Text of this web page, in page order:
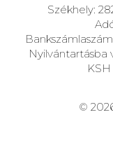
Székhely:
Nyilvántartásba
KSH
©